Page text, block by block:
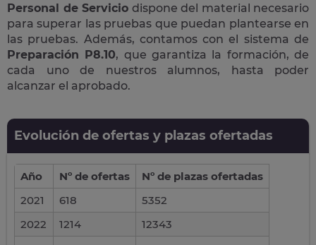
Personal de Servicio dispone del material necesario
para superar las pruebas que puedan plantearse en
las pruebas. Además, contamos con el sistema de
Preparación P8.10, que garantiza la formación, de
cada uno de nuestros alumnos, hasta poder
alcanzar el aprobado.
Evolución de ofertas y plazas ofertadas
Año Nº de ofertas
Nº de plazas ofertadas
2021
618
5352
2022
1214
12343